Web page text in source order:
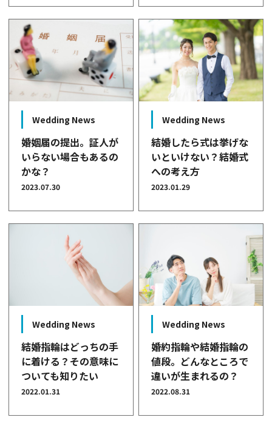
Wedding News
婚姻届の提出。証人が
いらない場合もあるの
かな？
2023.07.30
Wedding News
結婚したら式は挙げな
いといけない？結婚式
への考え方
2023.01.29
Wedding News
結婚指輪はどっちの手
に着ける？その意味に
ついても知りたい
2022.01.31
Wedding News
婚約指輪や結婚指輪の
値段。どんなところで
違いが生まれるの？
2022.08.31